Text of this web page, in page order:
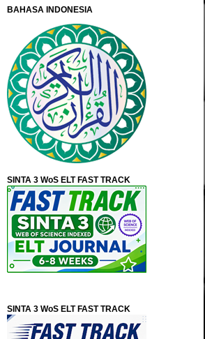
BAHASA INDONESIA
SINTA 3 WoS ELT FAST TRACK
SINTA 3 WoS ELT FAST TRACK